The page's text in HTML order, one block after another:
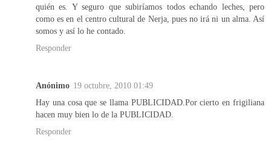
quién es. Y seguro que subiríamos todos echando leches, pero
como es en el centro cultural de Nerja, pues no irá ni un alma. Así
somos y así lo he contado.
Responder
Anónimo 19 octubre, 2010 01:49
Hay una cosa que se llama PUBLICIDAD.Por cierto en frigiliana
hacen muy bien lo de la PUBLICIDAD.
Responder